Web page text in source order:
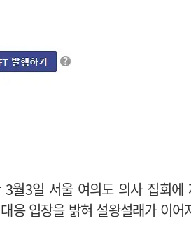
3월3일 서울 여의도 의사 집회
응 입장을 밝혀 설왕설래가 이어